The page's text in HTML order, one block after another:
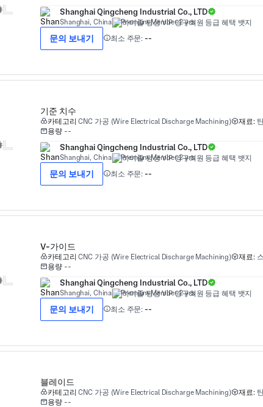
Shanghai Qingcheng Industrial Co., LTD
Shanghai, China Premium Member 2 yrs
문의 보내기 최소 주문:--
기준 치수
카테고리 CNC 가공 (Wire Electrical Discharge Machining) 재료:
용량--
Shanghai Qingcheng Industrial Co., LTD
Shanghai, China Premium Member 2 yrs
문의 보내기 최소 주문:--
V-가이드
카테고리 CNC 가공 (Wire Electrical Discharge Machining) 재료:
용량--
Shanghai Qingcheng Industrial Co., LTD
Shanghai, China Premium Member 2 yrs
문의 보내기 최소 주문:--
블레이드
카테고리 CNC 가공 (Wire Electrical Discharge Machining) 재료:
용량--